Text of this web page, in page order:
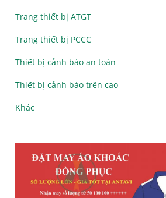
Trang thiết bị ATGT
Trang thiết bị PCCC
Thiết bị cảnh báo an toàn
Thiết bị cảnh báo trên cao
Khác